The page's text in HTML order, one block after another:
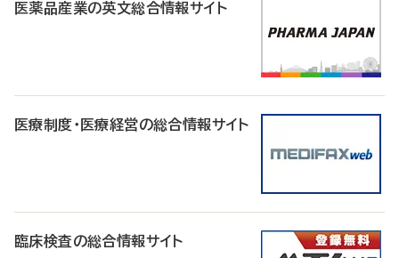
医薬品産業の英文総合情報サイト
医療制度・医療経営の総合情報サイト
臨床検査の総合情報サイト